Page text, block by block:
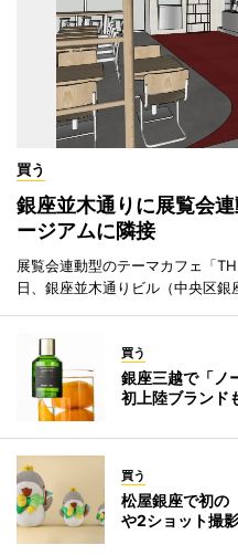
買う
銀座並木通りに展覧会
ージアムに隣接
展覧会連動型のテーマカフェ「
日、銀座並木通りビル（中央区銀
買う
銀座三越で「
初上陸ブランド
買う
松屋銀座で初
や2ショット撮